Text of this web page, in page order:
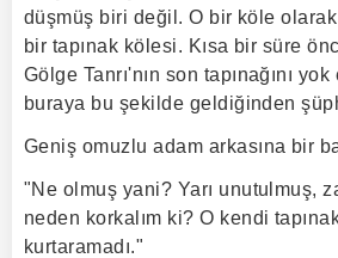
düşmüş biri değil. O bir köle
bir tapınak kölesi. Kısa bir süre
Gölge Tanrı'nın son tapınağını
buraya bu şekilde geldiğinden
Geniş omuzlu adam arkasına bir
"Ne olmuş yani? Yarı unutulmuş,
neden korkalım ki? O kendi
kurtaramadı."